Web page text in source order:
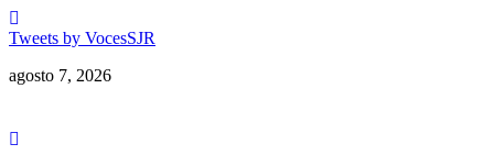
Saltar
al
Tweets by VocesSJR
agosto 7, 2026